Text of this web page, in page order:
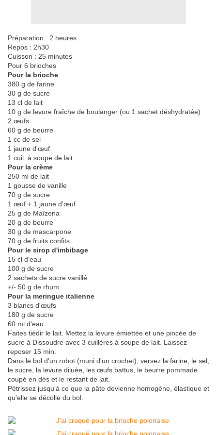
Préparation : 2 heures
Repos : 2h30
Cuisson : 25 minutes
Pour 6 brioches
Pour la brioche
380 g de farine
30 g de sucre
13 cl de lait
10 g de levure fraîche de boulanger (ou 1 sachet déshydratée)
2 œufs
60 g de beurre
1 cc de sel
1 jaune d'œuf
1 cuil. à soupe de lait
Pour la crème
250 ml de lait
1 gousse de vanille
70 g de sucre
1 œuf + 1 jaune d'œuf
25 g de Maïzena
20 g de beurre
30 g de mascarpone
70 g de fruits confits
Pour le sirop d'imbibage
15 cl d’eau
100 g de sucre
2 sachets de sucre vanillé
+/- 50 g de rhum
Pour la meringue italienne
3 blancs d'œufs
180 g de sucre
60 ml d'eau
Faites tiédir le lait. Mettez la levure émiettée et une pincée de
sucre à Dissoudre avec 3 cuillères à soupe de lait. Laissez
reposer 15 min.
Dans le bol d'un robot (muni d'un crochet), versez la farine, le sel,
le sucre, la levure diluée, les œufs battus, le beurre pommade
coupé en dés et le restant de lait.
Pétrissez jusqu'à ce que la pâte devienne homogène, élastique et
qu'elle se décolle du bol.